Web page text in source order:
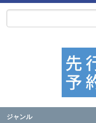
ジャンル